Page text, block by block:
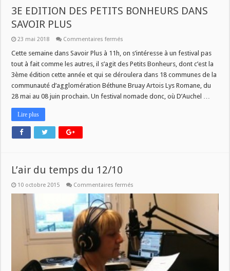
3E EDITION DES PETITS BONHEURS DANS
SAVOIR PLUS
23 mai 2018 Commentaires fermés
EDITION
PETITS
BONHEURS
DANS
SAVOIR
Cette semaine dans Savoir Plus à 11h, on s’intéresse à un festival pas
tout à fait comme les autres, il s’agit des Petits Bonheurs, dont c’est la
3ème édition cette année et qui se déroulera dans 18 communes de la
communauté d’agglomération Béthune Bruay Artois Lys Romane, du
28 mai au 08 juin prochain. Un festival nomade donc, où D’Auchel …
Lire plus
L’air du temps du 12/10
10 octobre 2015 Commentaires fermés
du
temps
du
12/10